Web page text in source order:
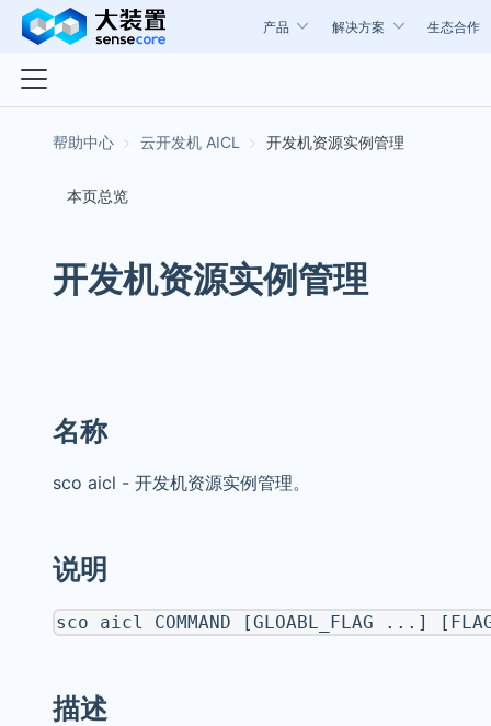
产品 解决方案 生态合作
云开发机 AICL 开发机资源实例管理
本页总览
开发机资源实例管理
名称
sco aicl - 开发机资源实例管理。
说明
sco aicl COMMAND [GLOABL_FLAG ...]
描述